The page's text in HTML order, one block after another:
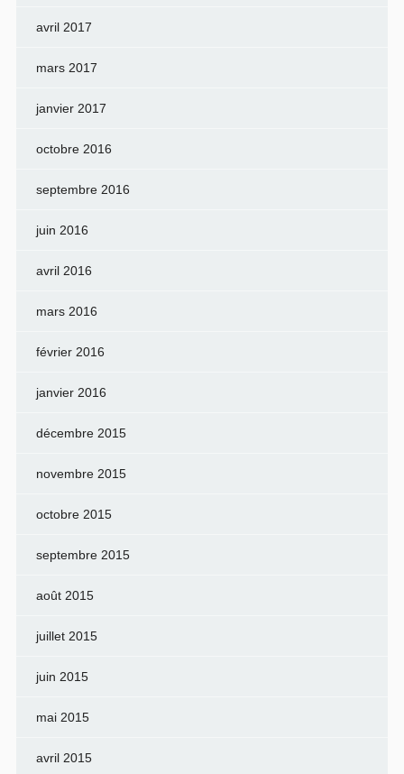
avril 2017
mars 2017
janvier 2017
octobre 2016
septembre 2016
juin 2016
avril 2016
mars 2016
février 2016
janvier 2016
décembre 2015
novembre 2015
octobre 2015
septembre 2015
août 2015
juillet 2015
juin 2015
mai 2015
avril 2015